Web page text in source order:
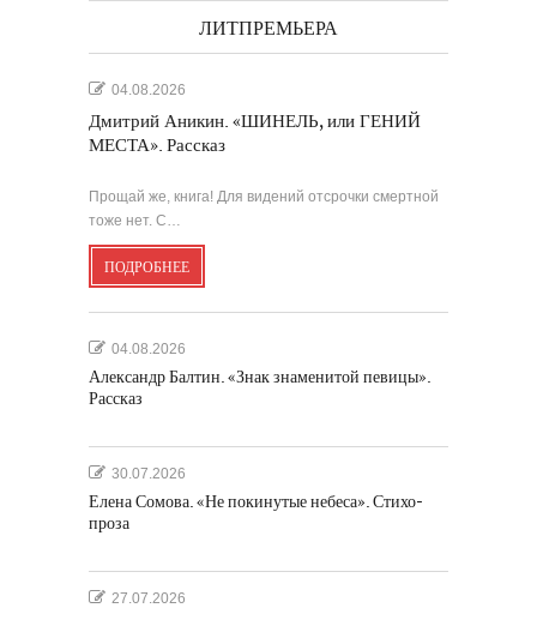
ЛИТПРЕМЬЕРА
04.08.2026
Дмитрий Аникин. «ШИНЕЛЬ, или ГЕНИЙ
МЕСТА». Рассказ
Прощай же, книга! Для видений отсрочки смертной
тоже нет. С…
ПОДРОБНЕЕ
04.08.2026
Александр Балтин. «Знак знаменитой певицы».
Рассказ
30.07.2026
Елена Сомова. «Не покинутые небеса». Стихо-
проза
27.07.2026